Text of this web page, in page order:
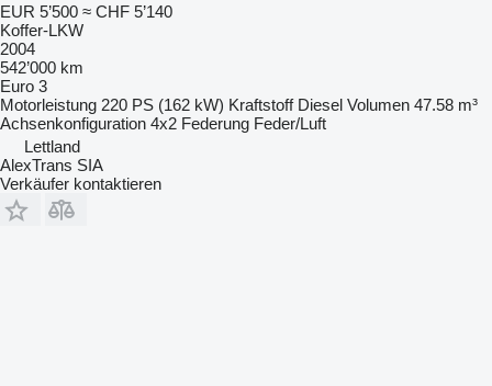
EUR 5’500 ≈ CHF 5’140
Koffer-LKW
2004
542’000 km
Euro 3
Motorleistung 220 PS (162 kW) Kraftstoff Diesel Volumen 47.58 m³
Achsenkonfiguration 4x2 Federung Feder/Luft
Lettland
AlexTrans SIA
Verkäufer kontaktieren